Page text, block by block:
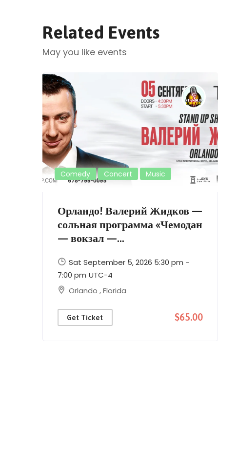
Related Events
May you like events
Comedy Concert Music
Орландо! Валерий Жидков —
сольная программа «Чемодан
— вокзал —...
Sat September 5, 2026 5:30 pm -
7:00 pm UTC-4
Orlando ,Florida
Get Ticket $65.00